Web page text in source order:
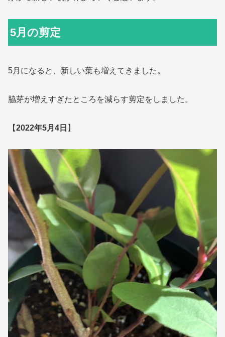
5月の剪定
5月になると、新しい葉も増えてきました。
脇芽が増えすぎたところを減らす剪定をしました。
【2022年5月4日 】